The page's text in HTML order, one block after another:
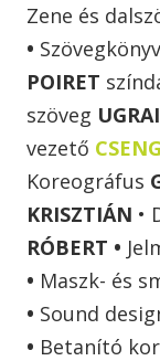
Zene és
• Szövegkönyv
POIRET
szöveg
vezető
Koreográfus
KRISZTIÁN •
RÓBERT •
• Maszk- és
• Sound
• Betanító